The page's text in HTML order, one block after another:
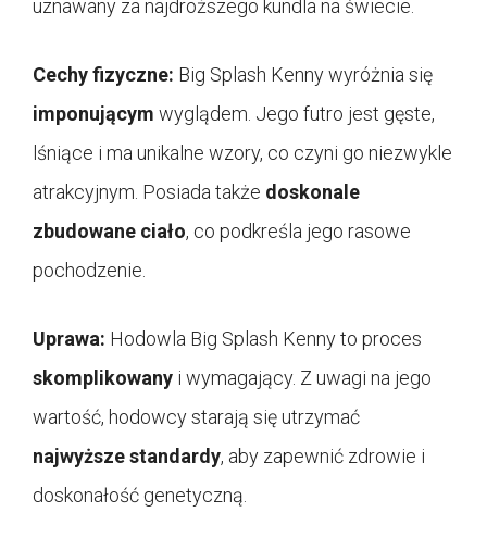
uznawany za najdroższego kundla na świecie.
Cechy fizyczne: Big Splash Kenny wyróżnia się
imponującym wyglądem. Jego futro jest gęste,
lśniące i ma unikalne wzory, co czyni go niezwykle
atrakcyjnym. Posiada także doskonale
zbudowane ciało, co podkreśla jego rasowe
pochodzenie.
Uprawa: Hodowla Big Splash Kenny to proces
skomplikowany i wymagający. Z uwagi na jego
wartość, hodowcy starają się utrzymać
najwyższe standardy, aby zapewnić zdrowie i
doskonałość genetyczną.